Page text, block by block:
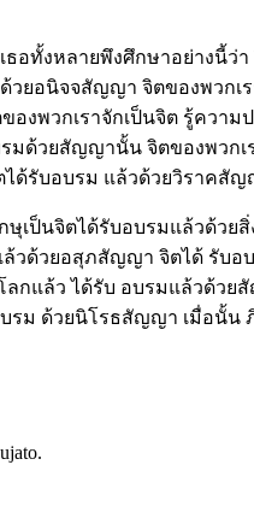
อทั้งหลายพึงศึกษาอย่างนี้ว่
วยอนิจจสัญญา จิตของพวก
งพวกเราจักเป็นจิต รู้ควา
มด้วยสัญญานั้น จิตของพวก
ด้รับอบรม แล้วด้วยวิราคสั
ษุเป็นจิตได้รับอบรมแล้วด้ว
วด้วยอสุภสัญญา จิตได้ รับ
ลกแล้ว ได้รับ อบรมแล้วด้
ม ด้วยนิโรธสัญญา เมื่อนั้น
.